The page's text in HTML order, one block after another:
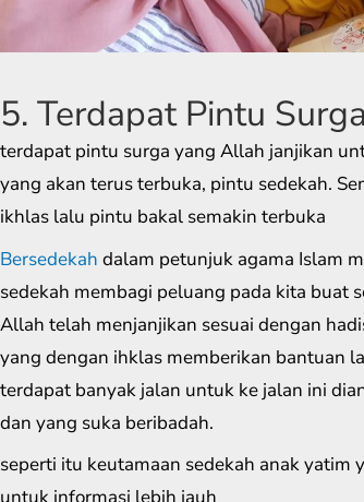
5. Terdapat Pintu Surga
terdapat pintu surga yang Allah janjikan
yang akan terus terbuka, pintu sedekah.
ikhlas lalu pintu bakal semakin terbuka
Bersedekah dalam petunjuk agama Islam
sedekah membagi peluang pada kita buat
Allah telah menjanjikan sesuai dengan
yang dengan ihklas memberikan bantuan
terdapat banyak jalan untuk ke jalan ini
dan yang suka beribadah.
seperti itu keutamaan sedekah anak yatim